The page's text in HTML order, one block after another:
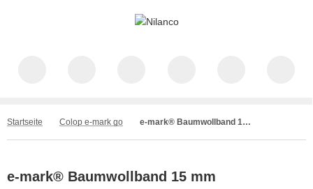
Startseite Colop e-mark go e-mark® Baumwollband 15 mm
e-mark® Baumwollband 15 mm